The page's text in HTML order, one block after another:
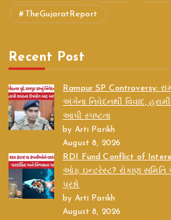
TheGujaratReport
Recent Post
Rampur SP Controversy:
અંગેના નિવેદનથી વિવાદ,
આપી સ્પષ્ટતા
by Arti Parikh
August 8, 2026
RDI Fund Conflict of
ઓફ ઇન્ટરેસ્ટ? રોકાણ
પ્રશ્નો
by Arti Parikh
August 8, 2026